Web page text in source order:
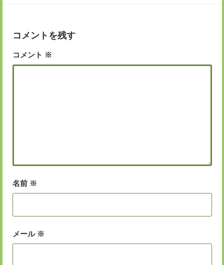
コメントを残す
コメント ※
名前 ※
メール ※